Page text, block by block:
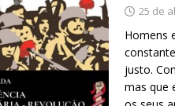
25 de
Homens
justo.
mas que